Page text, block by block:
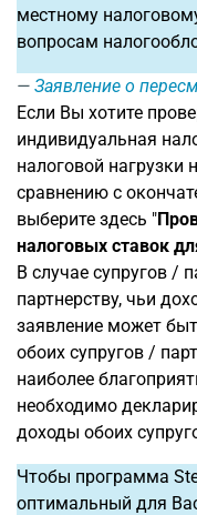
местному
вопросам
Заявление о
Если Вы хотите
индивидуальная
налоговой
сравнению с
выберите здесь "
налоговых ставок
В случае супругов /
партнерству, чьи
заявление может
обоих супругов /
наиболее
необходимо
доходы обоих
Чтобы программа
оптимальный для